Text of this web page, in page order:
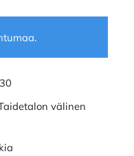
välinen